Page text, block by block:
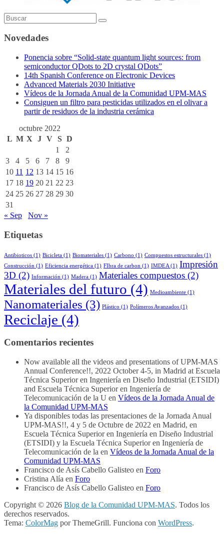
Novedades
Ponencia sobre “Solid-state quantum light sources: from
semiconductor QDots to 2D crystal QDots”
14th Spanish Conference on Electronic Devices
Advanced Materials 2030 Initiative
Vídeos de la Jornada Anual de la Comunidad UPM-MAS
Consiguen un filtro para pesticidas utilizados en el olivar a
partir de residuos de la industria cerámica
octubre 2022
L M X J V S D
1
2
3
4 5 6 7 8
9
10 11 12 13 14 15 16
17 18 19 20 21 22 23
24 25 26 27 28 29 30
31
« Sep
Nov »
Etiquetas
Antibioticos (1) Bicicleta (1) Biomateriales (1) Carbono (1) Compuestos estructurales (1)
Construcción (1) Eficiencia energética (1) FIbra de carbon (1) IMDEA (1) Impresión
3D (2) Información (1) Madera (1) Materiales compuestos (2)
Materiales del futuro (4) Medioambiente (1)
Nanomateriales (3) Plástico (1) Polímeros Avanzados (1)
Reciclaje (4)
Comentarios recientes
Now available all the videos and presentations of UPM-MAS
Annual Conference!!, 2022 October 4-5, in Madrid at Escuela
Técnica Superior en Ingeniería en Diseño Industrial (ETSIDI)
and Escuela Técnica Superior en Ingeniería de
Telecomunicación de la U en Vídeos de la Jornada Anual de
la Comunidad UPM-MAS
Ya disponibles todas las presentaciones de la Jornada Anual
UPM-MAS!!, 4 y 5 de Octubre de 2022 en Madrid, en
Escuela Técnica Superior en Ingeniería en Diseño Industrial
(ETSIDI) y la Escuela Técnica Superior en Ingeniería de
Telecomunicación de la en Vídeos de la Jornada Anual de la
Comunidad UPM-MAS
Francisco de Asís Cabello Galisteo en Foro
Cristina Alía en Foro
Francisco de Asís Cabello Galisteo en Foro
Copyright © 2026 Blog de la Comunidad UPM-MAS. Todos los
derechos reservados.
Tema: ColorMag por ThemeGrill. Funciona con WordPress.